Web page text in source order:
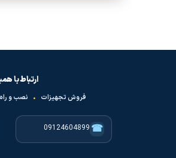
ارتباط با
فروش تجهیزات • نصب و
☎
09124604899